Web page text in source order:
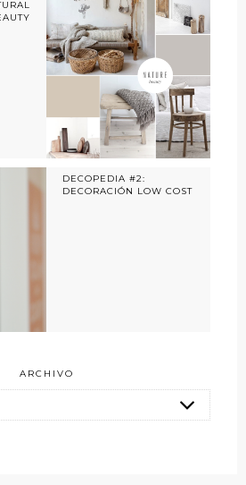
DECOPEDIA #2:
DECORACIÓN LOW COST
ARCHIVO